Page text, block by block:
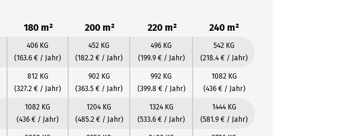
180 m² 200 m² 220 m² 240 m²
406 KG
(163.6 € / Jahr)
452 KG
(182.2 € / Jahr)
496 KG
(199.9 € / Jahr)
542 KG
(218.4 € / Jahr)
812 KG
(327.2 € / Jahr)
902 KG
(363.5 € / Jahr)
992 KG
(399.8 € / Jahr)
1082 KG
(436 € / Jahr)
1082 KG
(436 € / Jahr)
1204 KG
(485.2 € / Jahr)
1324 KG
(533.6 € / Jahr)
1444 KG
(581.9 € / Jahr)